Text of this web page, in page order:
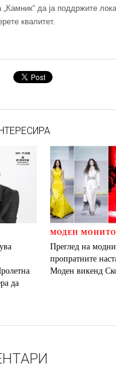
„Камник“ да ја поддржите
квалитет.
да
МОДЕН
Преглед на
пропратните
Моден викенд